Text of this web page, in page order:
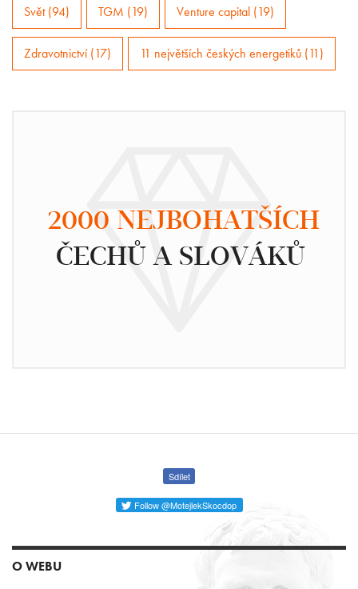
Svět (94) TGM (19) Venture capital (19)
Zdravotnictví (17) 11 největších českých energetiků (11)
2000 NEJBOHATŠÍCH
ČECHŮ A SLOVÁKŮ
Sdílet
Follow @MotejlekSkocdop
O WEBU